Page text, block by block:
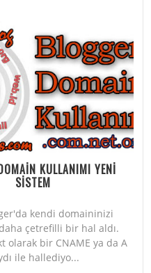
KULLANIMI YENİ
SİSTEM
kendi domaininizi
çetrefilli bir hal aldı.
olarak bir CNAME ya da A
ile hallediyo...